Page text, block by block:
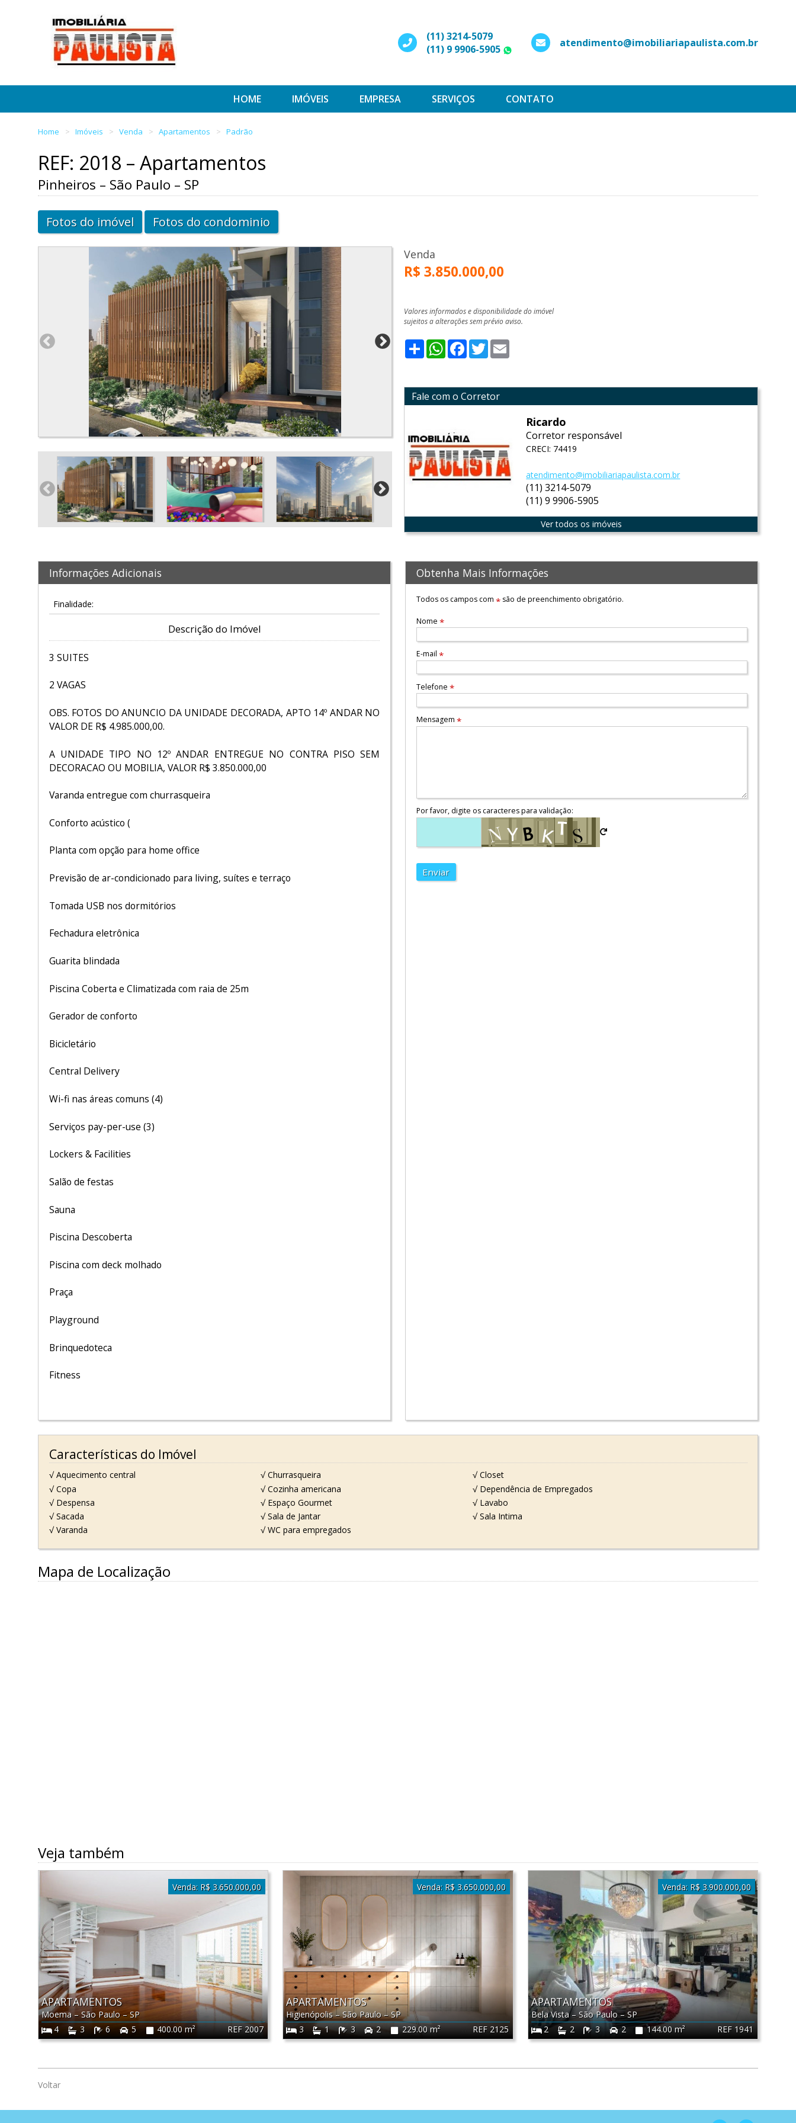
(11) 3214-5079
(11) 9 9906-5905
WhatsApp
atendimento@imobiliariapaulista.com.br
HOME IMÓVEIS EMPRESA SERVIÇOS CONTATO
Home Imóveis Venda Apartamentos Padrão
REF: 2018 – Apartamentos
Pinheiros – São Paulo – SP
Fotos do imóvel Fotos do condominio
Venda
R$ 3.850.000,00
Valores informados e disponibilidade do imóvel
sujeitos a alterações sem prévio aviso.
ShareWhatsApp
Facebook
Twitter
Fale com o Corretor
Ricardo
Corretor responsável
CRECI: 74419
atendimento@imobiliariapaulista.com.br
(11) 3214-5079
(11) 9 9906-5905
Ver todos os imóveis
Informações Adicionais
Finalidade:
Descrição do Imóvel
3 SUITES
2 VAGAS
OBS. FOTOS DO ANUNCIO DA UNIDADE DECORADA, APTO 14º ANDAR NO
VALOR DE R$ 4.985.000,00.
A UNIDADE TIPO NO 12º ANDAR ENTREGUE NO CONTRA PISO SEM
DECORACAO OU MOBILIA, VALOR R$ 3.850.000,00
Varanda entregue com churrasqueira
Conforto acústico (
Planta com opção para home office
Previsão de ar-condicionado para living, suítes e terraço
Tomada USB nos dormitórios
Fechadura eletrônica
Guarita blindada
Piscina Coberta e Climatizada com raia de 25m
Gerador de conforto
Bicicletário
Central Delivery
Wi-fi nas áreas comuns (4)
Serviços pay-per-use (3)
Lockers & Facilities
Salão de festas
Sauna
Piscina Descoberta
Piscina com deck molhado
Praça
Playground
Brinquedoteca
Fitness
Obtenha Mais Informações
Todos os campos com *são de preenchimento obrigatório.
Nome *
E-mail *
Telefone *
Mensagem *
Por favor, digite os caracteres para validação:
Enviar
Características do Imóvel
√ Aquecimento central √ Churrasqueira
√ Closet
√ Copa
√ Cozinha americana
√ Dependência de Empregados
√ Despensa
√ Espaço Gourmet
√ Lavabo
√ Sacada
√ Sala de Jantar
√ Sala Intima
√ Varanda
√ WC para empregados
Mapa de Localização
Veja também
REF 2007
APARTAMENTOS
Moema–São Paulo– SP
4
3 6 5 400.00 m²
Venda: R$ 3.650.000,00
REF 2125
APARTAMENTOS
Higienópolis–São Paulo–SP
3
1 3 2 229.00 m²
Venda: R$ 3.650.000,00
REF 1941
APARTAMENTOS
Bela Vista–São Paulo–SP
2
2 3 2 144.00 m²
Venda: R$ 3.900.000,00
Voltar